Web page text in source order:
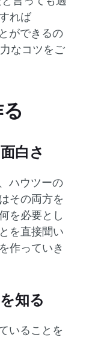
れば
ができるの
なコツをご
白さ
ハウツーの
その両方を
を必要とし
を直接聞い
作っていき
知る
いることを